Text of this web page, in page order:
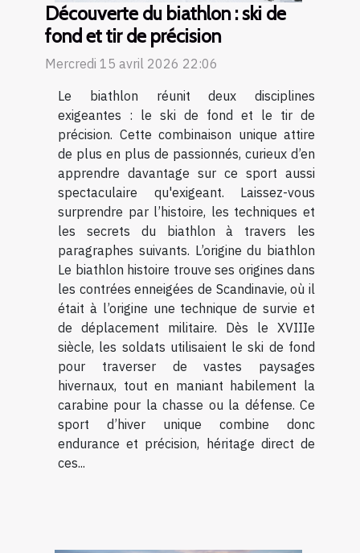
Découverte du biathlon : ski de
fond et tir de précision
Mercredi 15 avril 2026 22:06
Le biathlon réunit deux disciplines
exigeantes : le ski de fond et le tir de
précision. Cette combinaison unique attire
de plus en plus de passionnés, curieux d’en
apprendre davantage sur ce sport aussi
spectaculaire qu'exigeant. Laissez-vous
surprendre par l’histoire, les techniques et
les secrets du biathlon à travers les
paragraphes suivants. L’origine du biathlon
Le biathlon histoire trouve ses origines dans
les contrées enneigées de Scandinavie, où il
était à l’origine une technique de survie et
de déplacement militaire. Dès le XVIIIe
siècle, les soldats utilisaient le ski de fond
pour traverser de vastes paysages
hivernaux, tout en maniant habilement la
carabine pour la chasse ou la défense. Ce
sport d’hiver unique combine donc
endurance et précision, héritage direct de
ces...